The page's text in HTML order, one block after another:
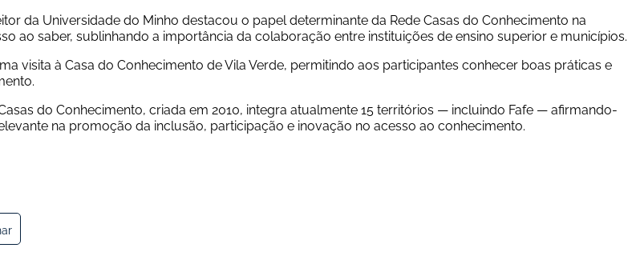
da Universidade do Minho destacou o papel determinante da Rede Casas do Conhecimento na
ao saber, sublinhando a importância da colaboração entre instituições de ensino superior e municípios.
visita à Casa do Conhecimento de Vila Verde, permitindo aos participantes conhecer boas práticas e
do Conhecimento, criada em 2010, integra atualmente 15 territórios — incluindo Fafe — afirmando-
na promoção da inclusão, participação e inovação no acesso ao conhecimento.